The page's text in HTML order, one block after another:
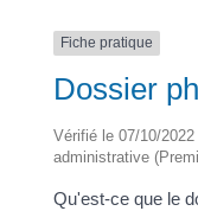
Fiche pratique
Dossier
Vérifié le 07/10/
administrative
Qu'est-ce que le